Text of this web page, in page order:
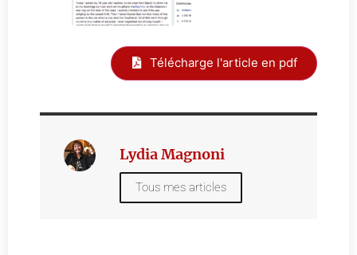
Télécharge l'article en pdf
Lydia Magnoni
Tous mes articles